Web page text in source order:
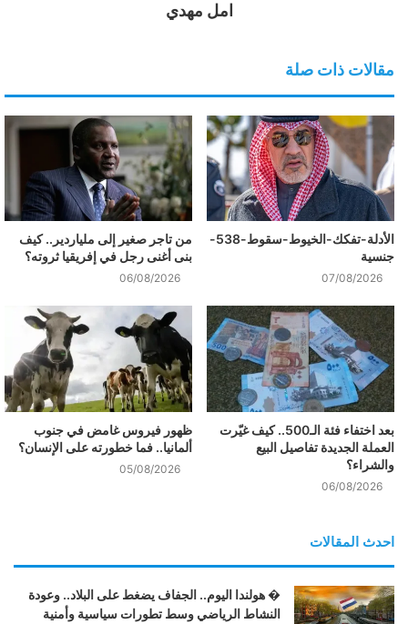
امل مهدي
مقالات ذات صلة
الأدلة-تفكك-الخيوط-سقوط-538-
جنسية
07/08/2026
من تاجر صغير إلى ملياردير.. كيف
بنى أغنى رجل في إفريقيا ثروته؟
06/08/2026
بعد اختفاء فئة الـ500.. كيف غيّرت
العملة الجديدة تفاصيل البيع
والشراء؟
06/08/2026
ظهور فيروس غامض في جنوب
ألمانيا.. فما خطورته على الإنسان؟
05/08/2026
احدث المقالات
� هولندا اليوم.. الجفاف يضغط على البلاد.. وعودة
النشاط الرياضي وسط تطورات سياسية وأمنية